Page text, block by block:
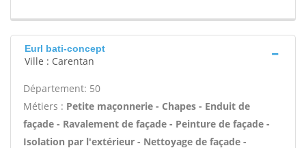
Eurl bati-concept
Ville : Carentan
Département: 50
Métiers : Petite maçonnerie - Chapes - Enduit de
façade - Ravalement de façade - Peinture de façade -
Isolation par l'extérieur - Nettoyage de façade -